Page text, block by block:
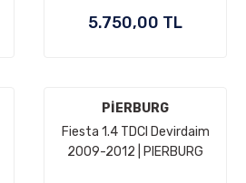
5.750,00 TL
PİERBURG
Fiesta 1.4 TDCI Devirdaim
2009-2012 | PIERBURG